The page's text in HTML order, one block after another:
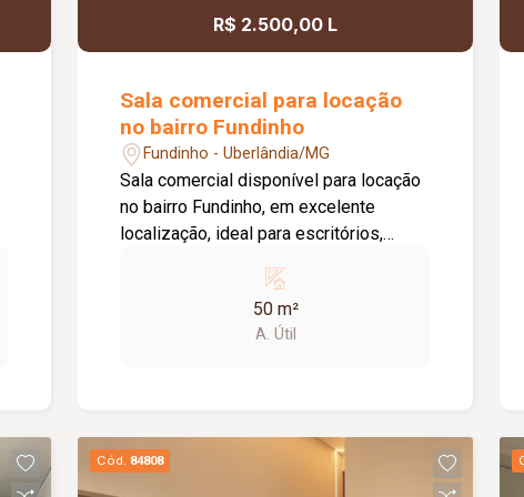
sala, conforme a necessidade do
informações e agende uma visita.
R$ 2.500,00 L
Sala comercial para locação
no bairro Fundinho
Fundinho - Uberlândia/MG
Sala comercial disponível para locação
no bairro Fundinho, em excelente
localização, ideal para escritórios,
profissionais liberais. O imóvel possui
aproximadamente 50 m², forro em
gesso, copa, ponto de água, interfone e
comercial conta com excelente
infraestrutura, incluindo jardim e área de
50 m²
A. Útil
Cód. 84808